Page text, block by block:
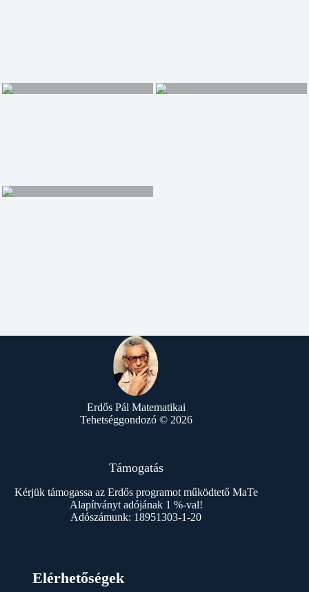
Erdős Pál Matematikai
Tehetséggondozó © 2026
Támogatás
Kérjük támogassa az Erdős programot működtető MaTe
Alapítványt adójának 1 %-val!
Adószámunk: 18951303-1-20
Elérhetőségek